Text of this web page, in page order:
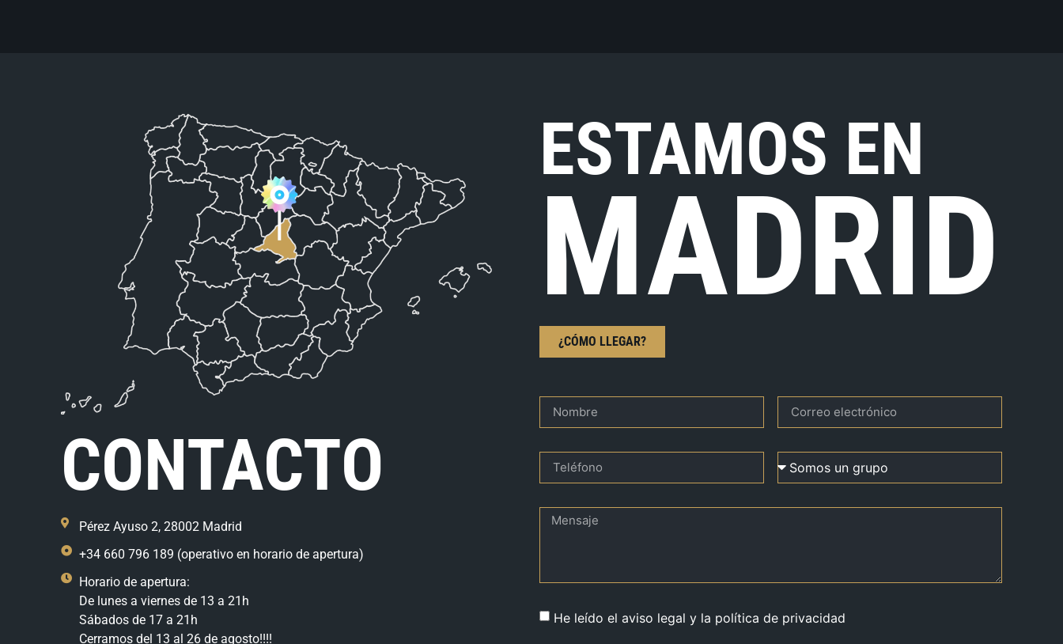
CONTACTO
Pérez Ayuso 2, 28002 Madrid
+34 660 796 189 (operativo en horario de apertura)
Horario de apertura:
De lunes a viernes de 13 a 21h
Sábados de 17 a 21h
Cerramos del 13 al 26 de agosto!!!!
ESTAMOS EN
MADRID
¿CÓMO LLEGAR?
He leído el aviso legal y la política de privacidad